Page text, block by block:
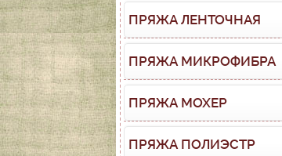
ПРЯЖА ЛЕНТОЧНАЯ
ПРЯЖА МИКРОФИБРА
ПРЯЖА МОХЕР
ПРЯЖА ПОЛИЭСТР